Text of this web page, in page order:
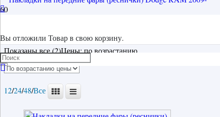
Вы отложили Товарв свою корзину.
Показаны все (2)Цены: по возрастанию
12/24/48/Все